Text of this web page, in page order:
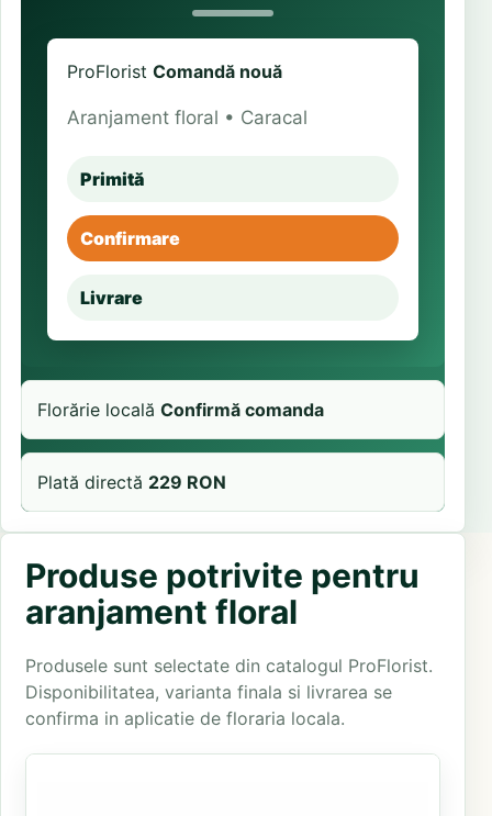
ProFlorist Comandă nouă
Aranjament floral • Caracal
Primită
Confirmare
Livrare
Florărie locală Confirmă comanda
Plată directă 229 RON
Produse potrivite pentru
aranjament floral
Produsele sunt selectate din catalogul ProFlorist.
Disponibilitatea, varianta finala si livrarea se
confirma in aplicatie de floraria locala.